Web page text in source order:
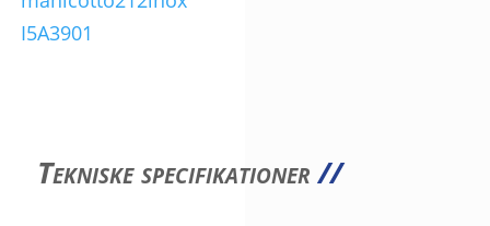
Tekniske specifikationer//